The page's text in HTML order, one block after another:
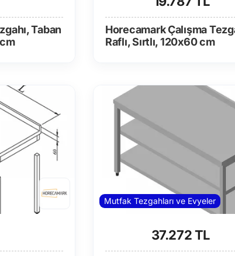
Taban
Horecamark Çalışma
Raflı, Sırtlı, 120x60 cm
Mutfak Tezgahları ve Evyeler
37.272 TL